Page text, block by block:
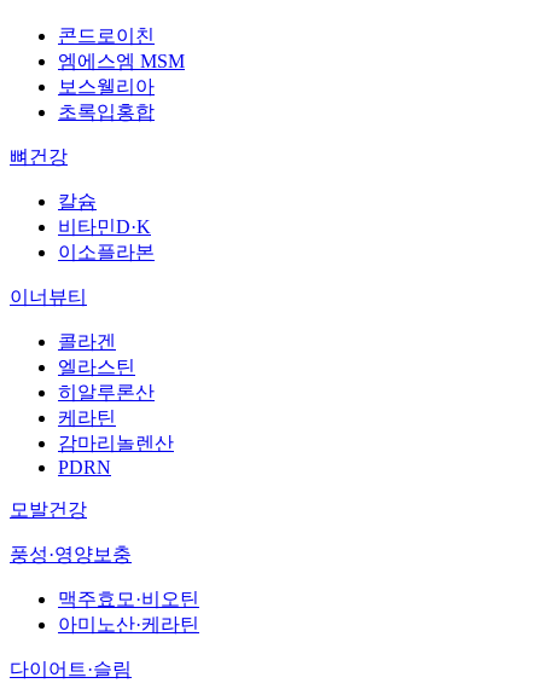
콘드로이친
엠에스엠 MSM
보스웰리아
초록입홍합
뼈건강
칼슘
비타민D·K
이소플라본
이너뷰티
콜라겐
엘라스틴
히알루론산
케라틴
감마리놀렌산
PDRN
모발건강
풍성·영양보충
맥주효모·비오틴
아미노산·케라틴
다이어트·슬림